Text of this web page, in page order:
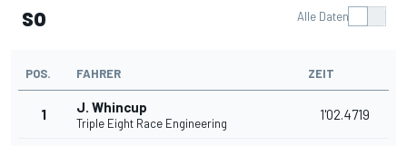
so Alle Daten
POS. FAHRER ZEIT
1 J. Whincup
Triple Eight Race Engineering
1'02.4719